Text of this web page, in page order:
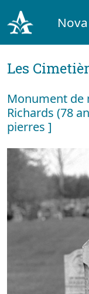
Les
Monument de
Richards (78
pierres ]